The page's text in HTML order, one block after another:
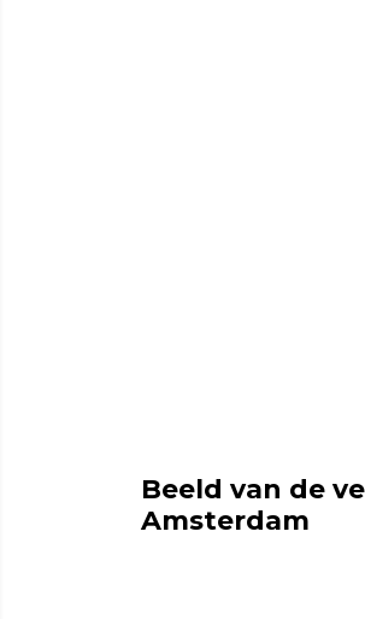
Beeld van de
Amsterdam